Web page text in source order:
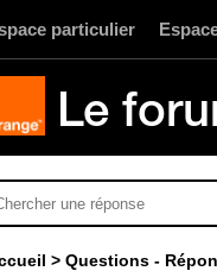
particulier
Le
Questions -